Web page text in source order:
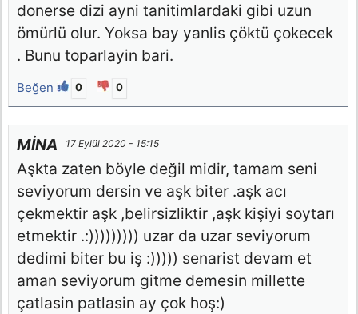
donerse dizi ayni tanitimlardaki gibi uzun
ömürlü olur. Yoksa bay yanlis çöktü çokecek
. Bunu toparlayin bari.
Beğen 0 0
MİNA 17 Eylül 2020 - 15:15
Aşkta zaten böyle değil midir, tamam seni
seviyorum dersin ve aşk biter .aşk acı
çekmektir aşk ,belirsizliktir ,aşk kişiyi soytarı
etmektir .:))))))))) uzar da uzar seviyorum
dedimi biter bu iş :))))) senarist devam et
aman seviyorum gitme demesin millette
çatlasin patlasin ay çok hoş:)